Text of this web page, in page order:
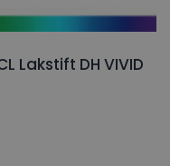
Lakstift DH VIVID